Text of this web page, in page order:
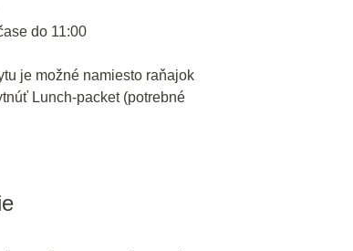
do 11:00
je možné namiesto raňajok
Lunch-packet (potrebné